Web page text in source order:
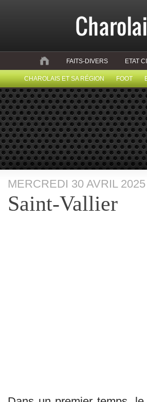
FAITS-DIVERS ETAT
CHAROLAIS ET SA RÉGION FOOT
MERCREDI 30 AVRIL
Saint-Vallier